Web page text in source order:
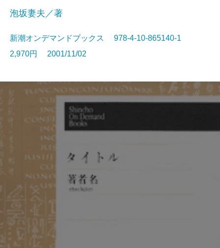
泡坂妻夫／著
新潮オンデマンドブックス 978-4-10-865140-1
2,970円 2001/11/02